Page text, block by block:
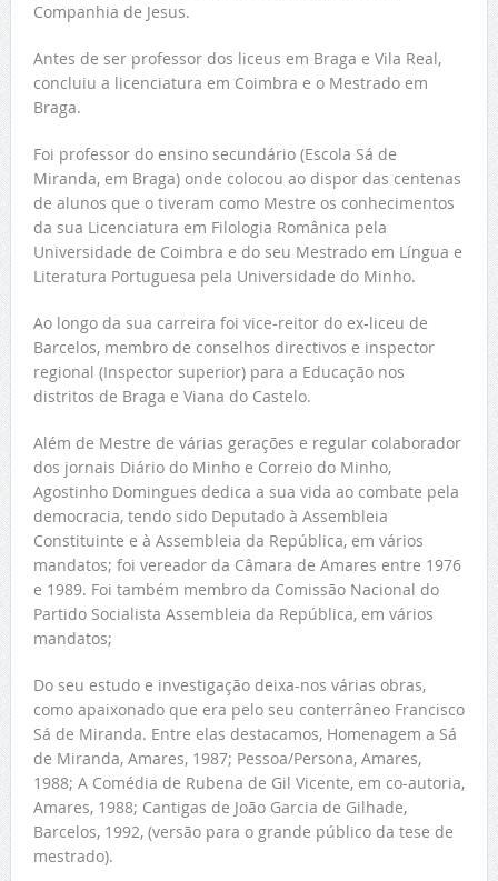
Companhia de Jesus.
Antes de ser professor dos liceus em Braga e Vila Real,
concluiu a licenciatura em Coimbra e o Mestrado em
Braga.
Foi professor do ensino secundário (Escola Sá de
Miranda, em Braga) onde colocou ao dispor das centenas
de alunos que o tiveram como Mestre os conhecimentos
da sua Licenciatura em Filologia Românica pela
Universidade de Coimbra e do seu Mestrado em Língua e
Literatura Portuguesa pela Universidade do Minho.
Ao longo da sua carreira foi vice-reitor do ex-liceu de
Barcelos, membro de conselhos directivos e inspector
regional (Inspector superior) para a Educação nos
distritos de Braga e Viana do Castelo.
Além de Mestre de várias gerações e regular colaborador
dos jornais Diário do Minho e Correio do Minho,
Agostinho Domingues dedica a sua vida ao combate pela
democracia, tendo sido Deputado à Assembleia
Constituinte e à Assembleia da República, em vários
mandatos; foi vereador da Câmara de Amares entre 1976
e 1989. Foi também membro da Comissão Nacional do
Partido Socialista Assembleia da República, em vários
mandatos;
Do seu estudo e investigação deixa-nos várias obras,
como apaixonado que era pelo seu conterrâneo Francisco
Sá de Miranda. Entre elas destacamos, Homenagem a Sá
de Miranda, Amares, 1987; Pessoa/Persona, Amares,
1988; A Comédia de Rubena de Gil Vicente, em co-autoria,
Amares, 1988; Cantigas de João Garcia de Gilhade,
Barcelos, 1992, (versão para o grande público da tese de
mestrado).